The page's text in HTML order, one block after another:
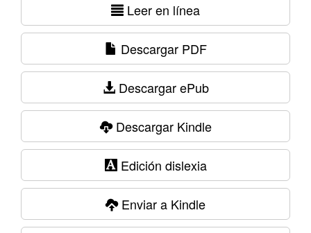
Leer en línea
Descargar PDF
Descargar ePub
Descargar Kindle
Edición dislexia
Enviar a Kindle